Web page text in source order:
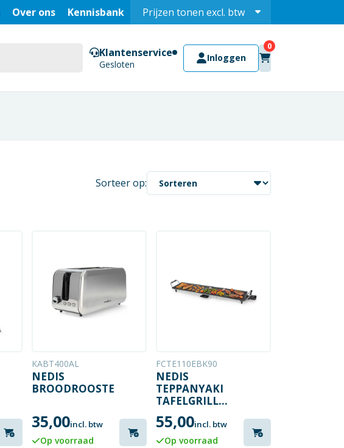
Over ons Kennisbank Prijzen tonen excl. btw
Klantenservice
Gesloten
Inloggen
Sorteer op:
KABT400AL
NEDIS
BROODROOSTER
35,00incl. btw
Op voorraad
FCTE110EBK90
NEDIS
TEPPANYAKI
TAFELGRILL
XXL
55,00incl. btw
Op voorraad